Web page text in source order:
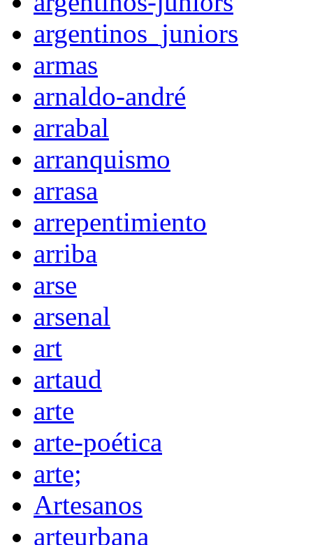
argentinos_juniors
armas
arnaldo-andré
arrabal
arranquismo
arrasa
arrepentimiento
arriba
arse
arsenal
art
artaud
arte
arte-poética
arte;
Artesanos
arteurbana